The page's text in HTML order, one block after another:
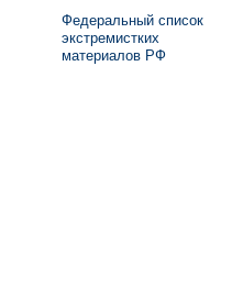
Федеральный список
экстремистких
материалов РФ